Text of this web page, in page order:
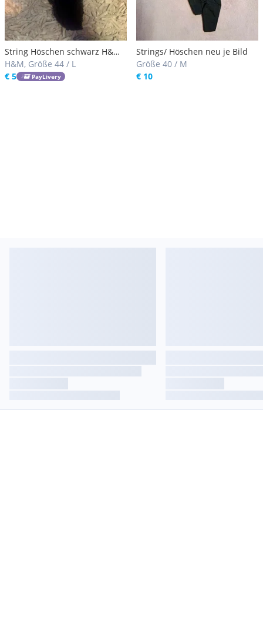
String Höschen schwarz H&M
L
H&M, Größe 44 / L
€ 5
PayLivery
Strings/ Höschen neu je Bild
Größe 40 / M
€ 10